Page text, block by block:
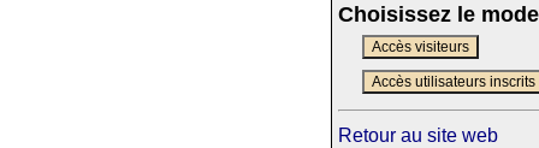
Choisissez le
Accès visiteurs
Accès utilisateurs inscrits
Retour au site web